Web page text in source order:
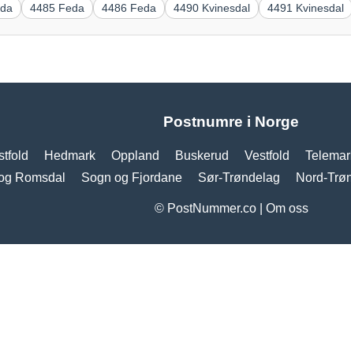
4485 Feda 4486 Feda 4490 Kvinesdal 4491 Kvinesdal
Postnumre i Norge
Hedmark Oppland Buskerud Vestfold
Romsdal Sogn og Fjordane Sør-Trøndelag Nord-
© PostNummer.co | Om oss